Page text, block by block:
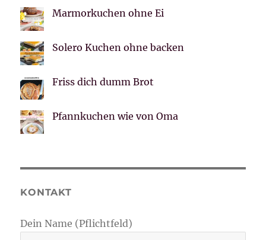
Marmorkuchen ohne Ei
Solero Kuchen ohne backen
Friss dich dumm Brot
Pfannkuchen wie von Oma
KONTAKT
Dein Name (Pflichtfeld)